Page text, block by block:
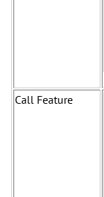
Call Feature